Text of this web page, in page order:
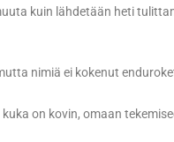
kuin lähdetään heti
nimiä ei kokenut
on kovin, omaan